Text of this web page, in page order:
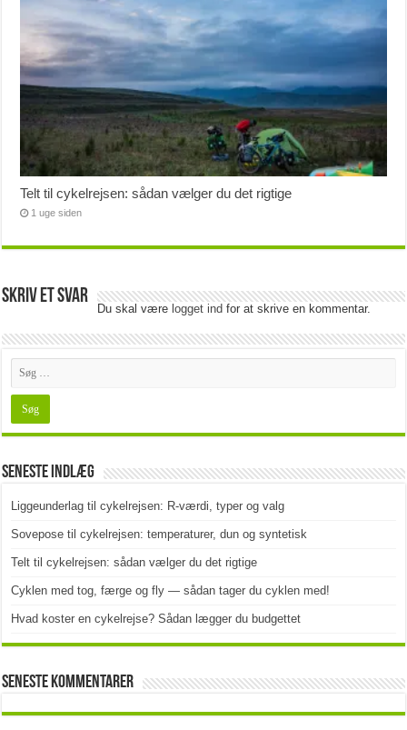
Telt til cykelrejsen: sådan vælger du det rigtige
1 uge siden
Skriv et svar
Du skal værelogget ind for at skrive en kommentar.
Seneste indlæg
Liggeunderlag til cykelrejsen: R-værdi, typer og valg
Sovepose til cykelrejsen: temperaturer, dun og syntetisk
Telt til cykelrejsen: sådan vælger du det rigtige
Cyklen med tog, færge og fly — sådan tager du cyklen med!
Hvad koster en cykelrejse? Sådan lægger du budgettet
Seneste kommentarer